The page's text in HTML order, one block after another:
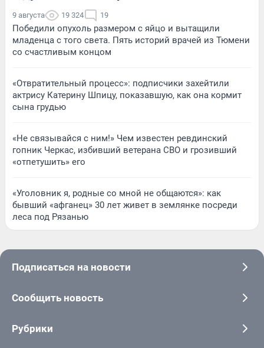
9 августа 19 324 19
Победили опухоль размером с яйцо и вытащили
младенца с того света. Пять историй врачей из Тюмени
со счастливым концом
«Отвратительный процесс»: подписчики захейтили
актрису Катерину Шпицу, показавшую, как она кормит
сына грудью
«Не связывайся с ним!» Чем известен ревдинский
гопник Черкас, избивший ветерана СВО и грозивший
«отпетушить» его
«Уголовник я, родные со мной не общаются»: как
бывший «афганец» 30 лет живет в землянке посреди
леса под Рязанью
Подписаться на новости
Сообщить новость
Рубрики